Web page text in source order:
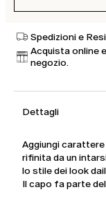
Spedizioni e
Acquista online
negozio.
Dettagli
Aggiungi
rifinita da un
lo stile dei look
Il capo fa parte